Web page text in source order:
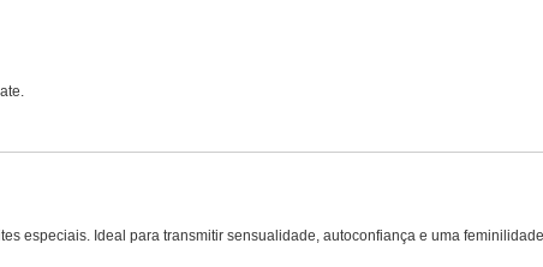
especiais. Ideal para transmitir sensualidade, autoconfiança e uma